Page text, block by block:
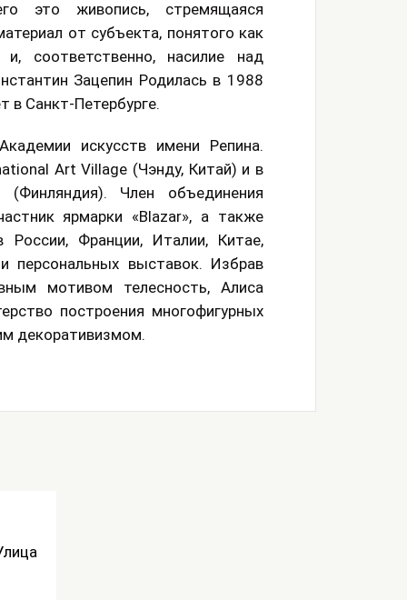
это живопись, стремящаяся
от субъекта, понятого как
соответственно, насилие над
Зацепин Родилась в 1988
в Санкт-Петербурге.
искусств имени Репина.
Art Village (Чэнду, Китай) и в
Член объединения
ярмарки «Blazar», а также
России, Франции, Италии, Китае,
персональных выставок. Избрав
мотивом телесность, Алиса
построения многофигурных
декоративизмом.